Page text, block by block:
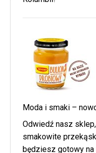
Moda i smaki –
Odwiedź nasz
smakowite
będziesz gotowy na